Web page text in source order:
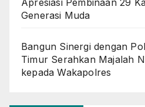
Apresiasi Pembinaan 29
Generasi Muda
Bangun Sinergi dengan
Timur Serahkan Majalah
kepada Wakapolres